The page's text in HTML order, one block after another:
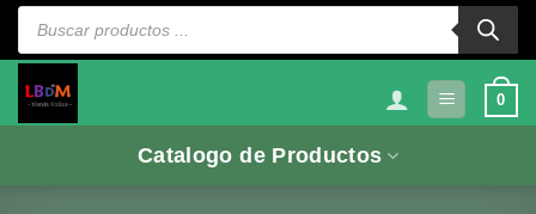
Saltar
Búsqueda
productos
0
Catalogo de Productos